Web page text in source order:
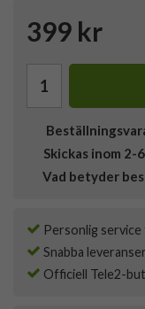
399 kr
Skickas inom 2-
Vad betyder
Personlig
Snabba
Officiell Tele2-